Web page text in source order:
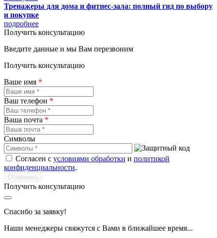
Тренажеры для дома и фитнес-зала: полный гид по выбору
и покупке
подробнее
Получить консультацию
Введите данные и мы Вам перезвоним
Получить консультацию
Ваше имя *
Ваш телефон *
Ваша почта *
Символы
Согласен с условиями обработки и политикой
конфиденциальности.
Получить консультацию
Спасибо за заявку!
Наши менеджеры свяжутся с Вами в ближайшее время...